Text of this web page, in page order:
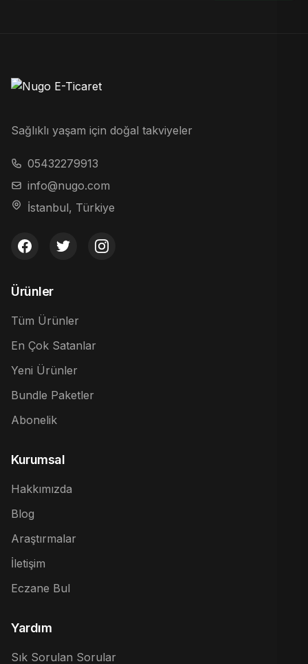
Sağlıklı yaşam için doğal takviyeler
05432279913
info@nugo.com
İstanbul, Türkiye
Ürünler
Tüm Ürünler
En Çok Satanlar
Yeni Ürünler
Bundle Paketler
Abonelik
Kurumsal
Hakkımızda
Blog
Araştırmalar
İletişim
Eczane Bul
Yardım
Sık Sorulan Sorular